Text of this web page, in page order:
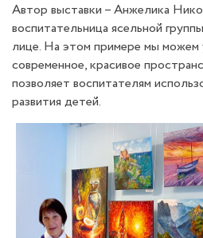
Автор выставки – Анжелика
воспитательница ясельной
лице. На этом примере мы можем
современное, красивое
позволяет воспитателям
развития детей.